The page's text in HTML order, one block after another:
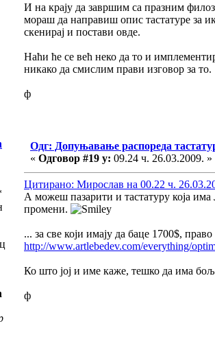
И на крају да завршим са празним
мораш да направиш опис тастатуре за
скенирај и постави овде.
Наћи ће се већ неко да то и
никако да смислим прави изговор за то.
ф
Одг: Допуњавање распореда
« Одговор #19 у: 09.24 ч. 26.03.2009. »
Цитирано: Мирослав на 00.22 ч.
А можеш пазарити и тастатуру која има
промени.
... за све који имају да баце 1700$,
http://www.artlebedev.com/everything/
Ко што јој и име каже, тешко да има
ф